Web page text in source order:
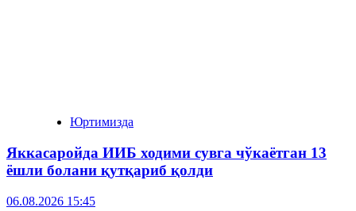
Юртимизда
Яккасаройда ИИБ ходими сувга чўкаётган 13
ёшли болани қутқариб қолди
06.08.2026 15:45